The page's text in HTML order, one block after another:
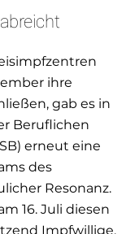
ihre
gab es in
Beruflichen
erneut eine
des
Resonanz.
16. Juli diesen
Impfwillige,